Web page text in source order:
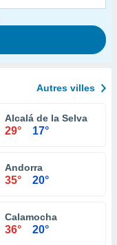
Autres villes
Alcalá de la Selva
29° 17°
Andorra
35° 20°
Calamocha
36° 20°